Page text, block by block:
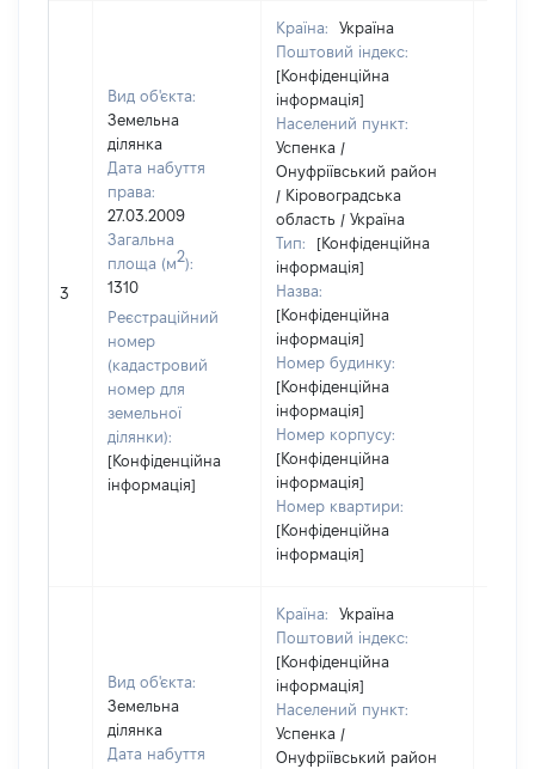
3
Вид об'єкта:
Земельна
ділянка
Дата набуття
права:
27.03.2009
Загальна
площа (м2):
1310
Реєстраційний
номер
(кадастровий
номер для
земельної
ділянки):
[Конфіденційна
інформація]
Країна:
Україна
Поштовий індекс:
[Конфіденційна
інформація]
Населений пункт:
Успенка /
Онуфріївський район
/ Кіровоградська
область / Україна
Тип:
[Конфіденційна
інформація]
Назва:
[Конфіденційна
інформація]
Номер будинку:
[Конфіденційна
інформація]
Номер корпусу:
[Конфіденційна
інформація]
Номер квартири:
[Конфіденційна
інформація]
Вид об'єкта:
Земельна
ділянка
Дата набуття
Країна:
Україна
Поштовий індекс:
[Конфіденційна
інформація]
Населений пункт:
Успенка /
Онуфріївський район